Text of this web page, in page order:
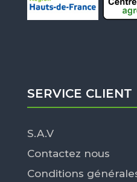
SERVICE CLIENT
S.A.V
Contactez nous
Conditions